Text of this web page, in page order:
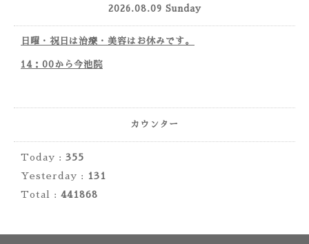
2026.08.09 Sunday
日曜・祝日は治療・美容はお休みです。
14：00から今池院
カウンター
Today : 355
Yesterday :
131
Total : 441868